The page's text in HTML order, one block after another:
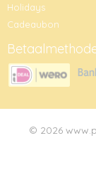
Holidays
Cadeaubon
© 2026